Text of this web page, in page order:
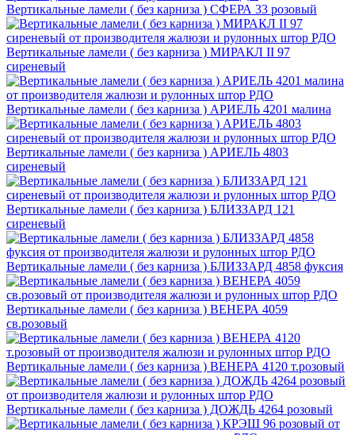
Вертикальные ламели ( без карниза ) СФЕРА 33 розовый
Вертикальные ламели ( без карниза ) МИРАКЛ II 97
сиреневый
Вертикальные ламели ( без карниза ) АРИЕЛЬ 4201 малина
Вертикальные ламели ( без карниза ) АРИЕЛЬ 4803
сиреневый
Вертикальные ламели ( без карниза ) БЛИЗЗАРД 121
сиреневый
Вертикальные ламели ( без карниза ) БЛИЗЗАРД 4858 фуксия
Вертикальные ламели ( без карниза ) ВЕНЕРА 4059
св.розовый
Вертикальные ламели ( без карниза ) ВЕНЕРА 4120 т.розовый
Вертикальные ламели ( без карниза ) ДОЖДЬ 4264 розовый